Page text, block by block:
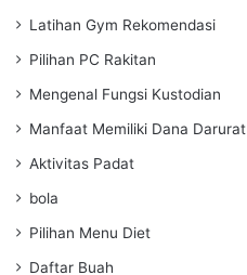
Latihan Gym Rekomendasi
Pilihan PC Rakitan
Mengenal Fungsi Kustodian
Manfaat Memiliki Dana Darurat
Aktivitas Padat
bola
Pilihan Menu Diet
Daftar Buah